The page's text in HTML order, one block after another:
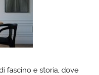
fascino e storia, dove